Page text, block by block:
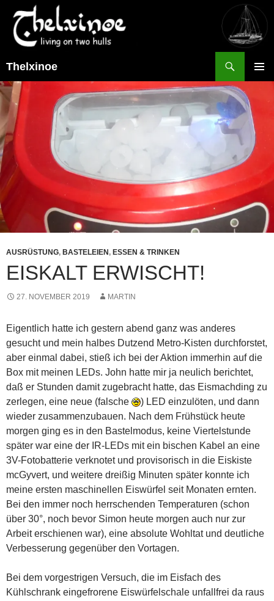
Thelxinoe
INHALT
SPRINGEN
AUSRÜSTUNG, BASTELEIEN , ESSEN & TRINKEN
EISKALT ERWISCHT!
27. NOVEMBER 2019 MARTIN
Eigentlich hatte ich gestern abend ganz was anderes
gesucht und mein halbes Dutzend Metro-Kisten durchforstet,
aber einmal dabei, stieß ich bei der Aktion immerhin auf die
Box mit meinen LEDs. John hatte mir ja neulich berichtet,
daß er Stunden damit zugebracht hatte, das Eismachding zu
zerlegen, eine neue (falsche
) LED einzulöten, und dann
wieder zusammenzubauen. Nach dem Frühstück heute
morgen ging es in den Bastelmodus, keine Viertelstunde
später war eine der IR-LEDs mit ein bischen Kabel an eine
3V-Fotobatterie verknotet und provisorisch in die Eiskiste
mcGyvert, und weitere dreißig Minuten später konnte ich
meine ersten maschinellen Eiswürfel seit Monaten ernten.
Bei den immer noch herrschenden Temperaturen (schon
über 30°, noch bevor Simon heute morgen auch nur zur
Arbeit erschienen war), eine absolute Wohltat und deutliche
Verbesserung gegenüber den Vortagen.
Bei dem vorgestrigen Versuch, die im Eisfach des
Kühlschrank eingefrorene Eiswürfelschale unfallfrei da raus